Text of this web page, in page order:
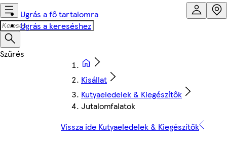
Ugrás a fő tartalomra
Ugrás a kereséshez
Kisállat
Kutyaeledelek & Kiegészítők
Jutalomfalatok
Vissza ide Kutyaeledelek & Kiegészítők